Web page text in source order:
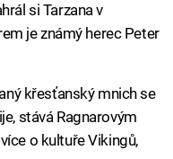
si Tarzana v
je známý herec Peter
křesťanský mnich se
stává Ragnarovým
o kultuře Vikingů,